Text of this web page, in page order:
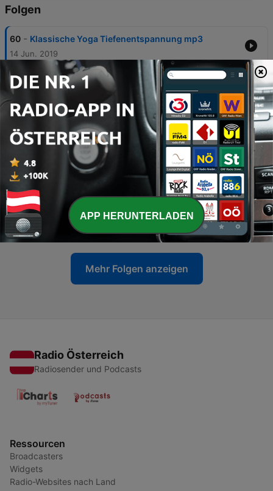
Folgen
60 - Klassische Yoga Tiefenentspannung mp3
14 Jun. 2019
59 - Bodyscan – Yoga Tiefenentspannung mit
Ausdehnung der Bewusstheit mp3 Anleitung
02 Aug. 2018
Entspannungskurs für Anfänger
12 Jun. 2024
56 - Autogenes Training – mp3 Übungsanleitung
26 Jun. 2021
55 - Autogenes Training Kurzform – mp3 Audio
Übungsanleitung
26 Dez. 2019
Mehr Folgen anzeigen
Radio Österreich
Radiosender und Podcasts
Ressourcen
Broadcasters
Widgets
Radio-Websites nach Land
APP HERUNTERLADEN